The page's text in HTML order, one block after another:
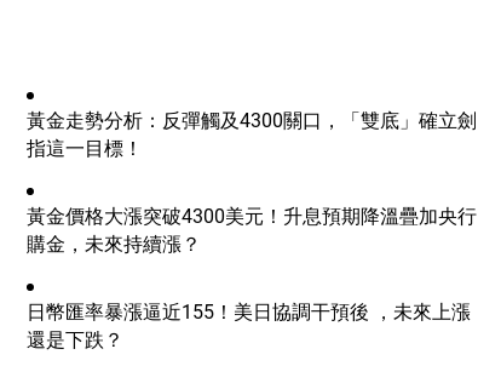
黃金走勢分析：反彈觸及4300關口，「雙底」確立劍
指這一目標！
黃金價格大漲突破4300美元！升息預期降溫疊加央行
購金，未來持續漲？
日幣匯率暴漲逼近155！美日協調干預後 ，未來上漲
還是下跌？